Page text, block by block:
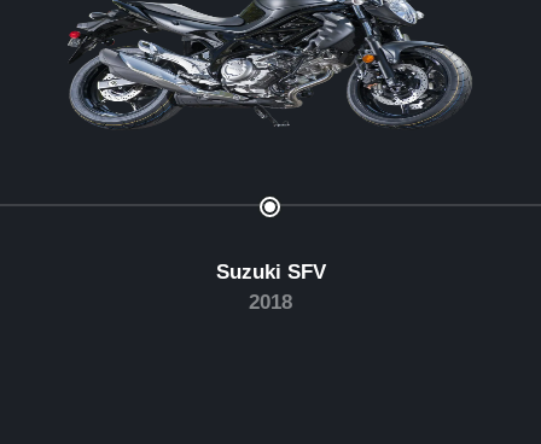
Suzuki SFV
2018